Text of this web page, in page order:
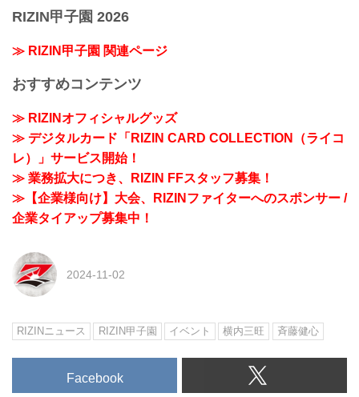
RIZIN甲子園 2026
≫ RIZIN甲子園 関連ページ
おすすめコンテンツ
≫ RIZINオフィシャルグッズ
≫ デジタルカード「RIZIN CARD COLLECTION（ライコ
レ）」サービス開始！
≫ 業務拡大につき、RIZIN FFスタッフ募集！
≫【企業様向け】大会、RIZINファイターへのスポンサー /
企業タイアップ募集中！
2024-11-02
RIZINニュース RIZIN甲子園 イベント 横内三旺 ⻫藤健心
Facebook